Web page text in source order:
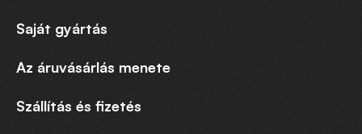
Saját gyártás
Az áruvásárlás menete
Szállítás és fizetés